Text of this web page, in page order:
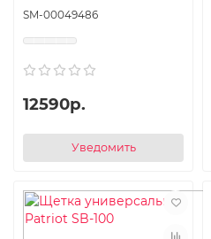
SM-00049486
12590р.
Уведомить